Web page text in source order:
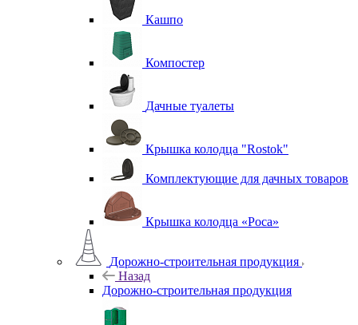
Кашпо
Компостер
Дачные туалеты
Крышка колодца "Rostok"
Комплектующие для дачных товаров
Крышка колодца «Роса»
Дорожно-строительная продукция
Назад
Дорожно-строительная продукция